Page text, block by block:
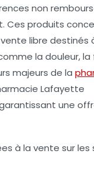
non
Ces produits
libre destinés
la douleur, la
majeurs de la
Lafayette
une
à la vente sur les